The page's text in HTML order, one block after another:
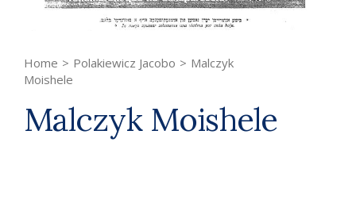
Home > Polakiewicz Jacobo > Malczyk
Moishele
Malczyk Moishele